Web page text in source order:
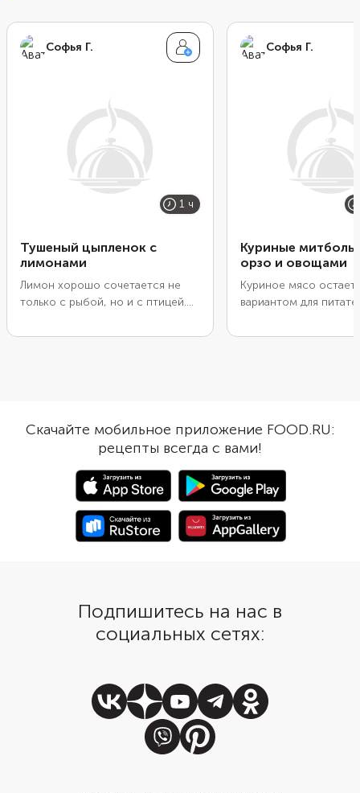
Софья Г.
1 ч
Тушеный цыпленок с
лимонами
Лимон хорошо сочетается не
только с рыбой, но и с птицей.
помогает мясу быстрее дойти
лимоны. У них приятная кислинка
с легким намеком на сладость.
Но если под рукой оказался
обычный лимон, разбавьте его
апельсином. Вкус блюда станет
мягче, а аромат — насыщеннее.
Софья Г.
Куриные митболы
орзо и овощами
Куриное мясо
вариантом для
содержанием белка и
митболы, добавив в
пряный соус песто с
деликатный лук-
итальянские травы.
пикантные митболы
только выложить на
пасты орзо с
Скачайте мобильное приложение FOOD.RU:
рецепты всегда с вами!
Подпишитесь на нас в
социальных сетях: